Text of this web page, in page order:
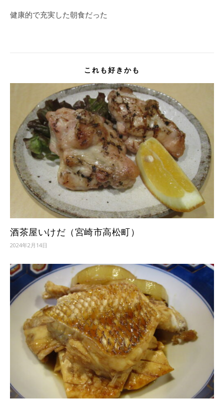
健康的で充実した朝食だった
これも好きかも
酒茶屋いけだ（宮崎市高松町）
2024年2月14日